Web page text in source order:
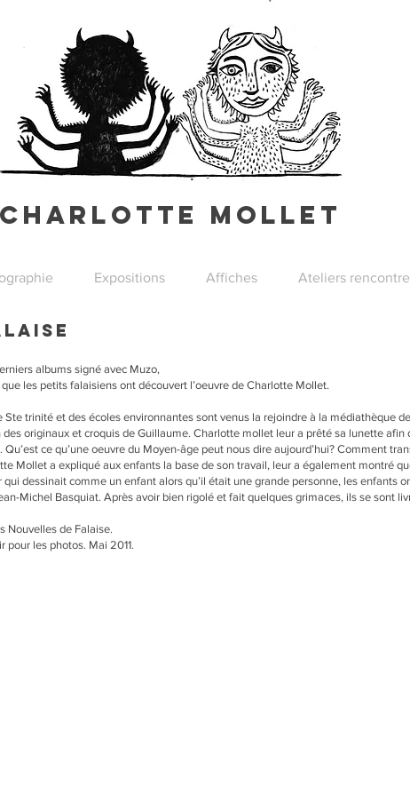
Charlotte Mollet
albums signé avec Muzo,
les petits falaisiens ont découvert l’oeuvre de Charlotte Mollet.
Ste trinité et des écoles environnantes sont venus la rejoindre à la médiathèque
des originaux et croquis de Guillaume. Charlotte mollet leur a prêté sa lunette afin
ce qu’une oeuvre du Moyen-âge peut nous dire aujourd’hui? Comment
Mollet a expliqué aux enfants la base de son travail, leur a également montré
dessinait comme un enfant alors qu’il était une grande personne, les enfants
Michel Basquiat. Après avoir bien rigolé et fait quelques grimaces, ils se sont
Nouvelles de Falaise.
pour les photos. Mai 2011.
Expositions Affiches Ateliers